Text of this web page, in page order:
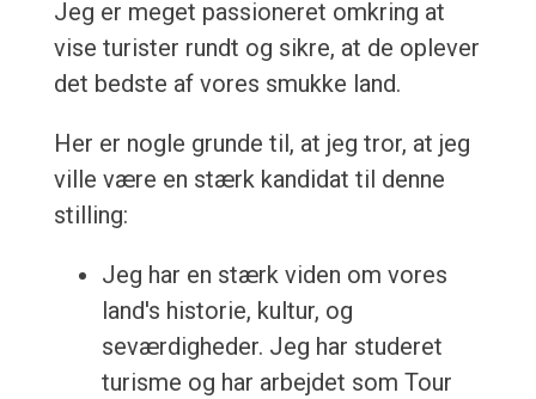
Jeg er meget passioneret omkring at
vise turister rundt og sikre, at de oplever
det bedste af vores smukke land.
Her er nogle grunde til, at jeg tror, at jeg
ville være en stærk kandidat til denne
stilling:
Jeg har en stærk viden om vores
land's historie, kultur, og
seværdigheder. Jeg har studeret
turisme og har arbejdet som Tour